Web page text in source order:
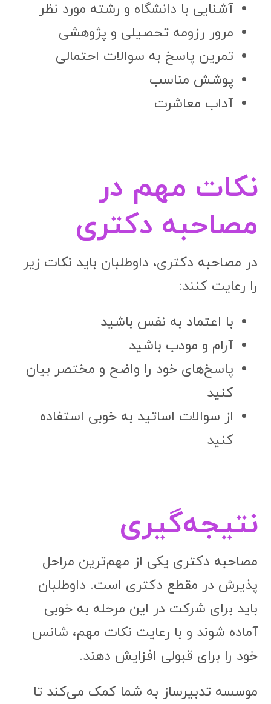
آشنایی با دانشگاه و رشته مورد نظر
مرور رزومه تحصیلی و پژوهشی
تمرین پاسخ به سوالات احتمالی
پوشش مناسب
آداب معاشرت
نکات مهم در
مصاحبه دکتری
در مصاحبه دکتری، داوطلبان باید نکات زیر
را رعایت کنند:
با اعتماد به نفس باشید
آرام و مودب باشید
پاسخ‌های خود را واضح و مختصر بیان
کنید
از سوالات اساتید به خوبی استفاده
کنید
نتیجه‌گیری
مصاحبه دکتری یکی از مهم‌ترین مراحل
پذیرش در مقطع دکتری است. داوطلبان
باید برای شرکت در این مرحله به خوبی
آماده شوند و با رعایت نکات مهم، شانس
خود را برای قبولی افزایش دهند.
موسسه تدبیرساز به شما کمک می‌کند تا